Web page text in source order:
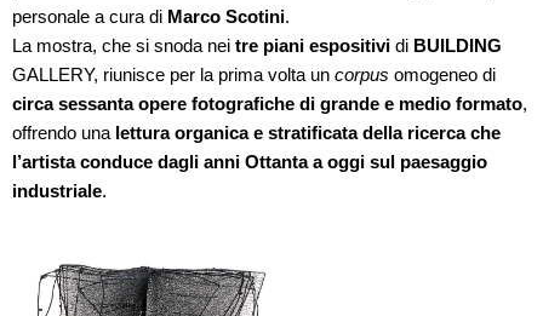
personale a cura di Marco Scotini.
La mostra, che si snoda nei tre piani espositivi di BUILDING
GALLERY, riunisce per la prima volta un corpus omogeneo di
circa sessanta opere fotografiche di grande e medio formato,
offrendo una lettura organica e stratificata della ricerca che
l’artista conduce dagli anni Ottanta a oggi sul paesaggio
industriale.